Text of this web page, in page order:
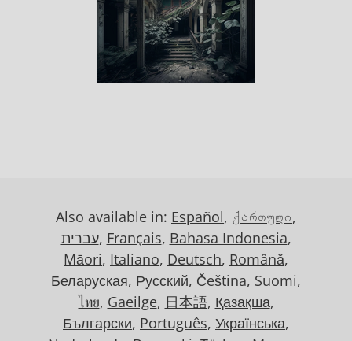
Also available in: Español, ქართული,
עברית, Français, Bahasa Indonesia,
Māori, Italiano, Deutsch, Română,
Беларуская, Русский, Čeština, Suomi,
ไทย, Gaeilge, 日本語, Қазақша,
Български, Português, Українська,